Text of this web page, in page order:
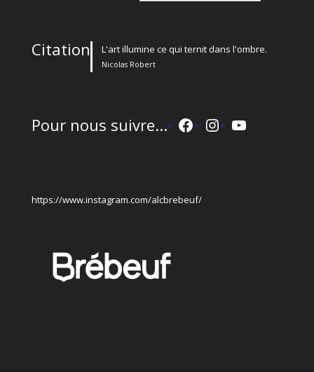
Citation L'art illumine ce qui ternit dans l'ombre.
Nicolas Robert
Pour nous suivre... Facebook
Instagram
YouTube
https://www.instagram.com/alcbrebeuf/